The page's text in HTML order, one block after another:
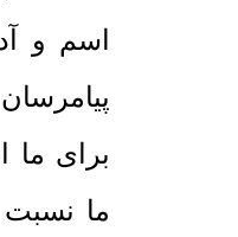
اسم و
برای ما
ما نسبت